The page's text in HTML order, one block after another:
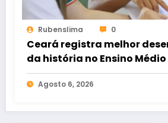
Rubenslima 0
Ceará registra melhor
da história no Ensino
recorde no Ideb
Agosto 6, 2026